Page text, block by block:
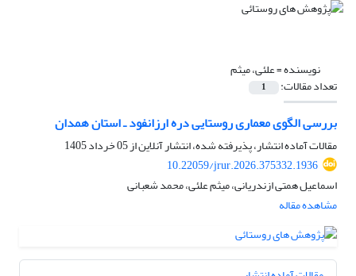
نویسنده =علئی، میثم
تعداد مقالات: 1
بررسی الگوی معماری روستایی دره ارزانفود ـ استان همدان
مقالات آماده انتشار، پذیرفته شده، انتشار آنلاین از05 خرداد 1405
10.22059/jrur.2026.375332.1936
اسماعیل همتی ازندریانی، میثم علئی، محمد شعبانی
مشاهده مقاله